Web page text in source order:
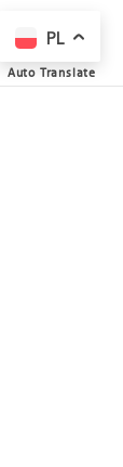
PL
Auto Translate